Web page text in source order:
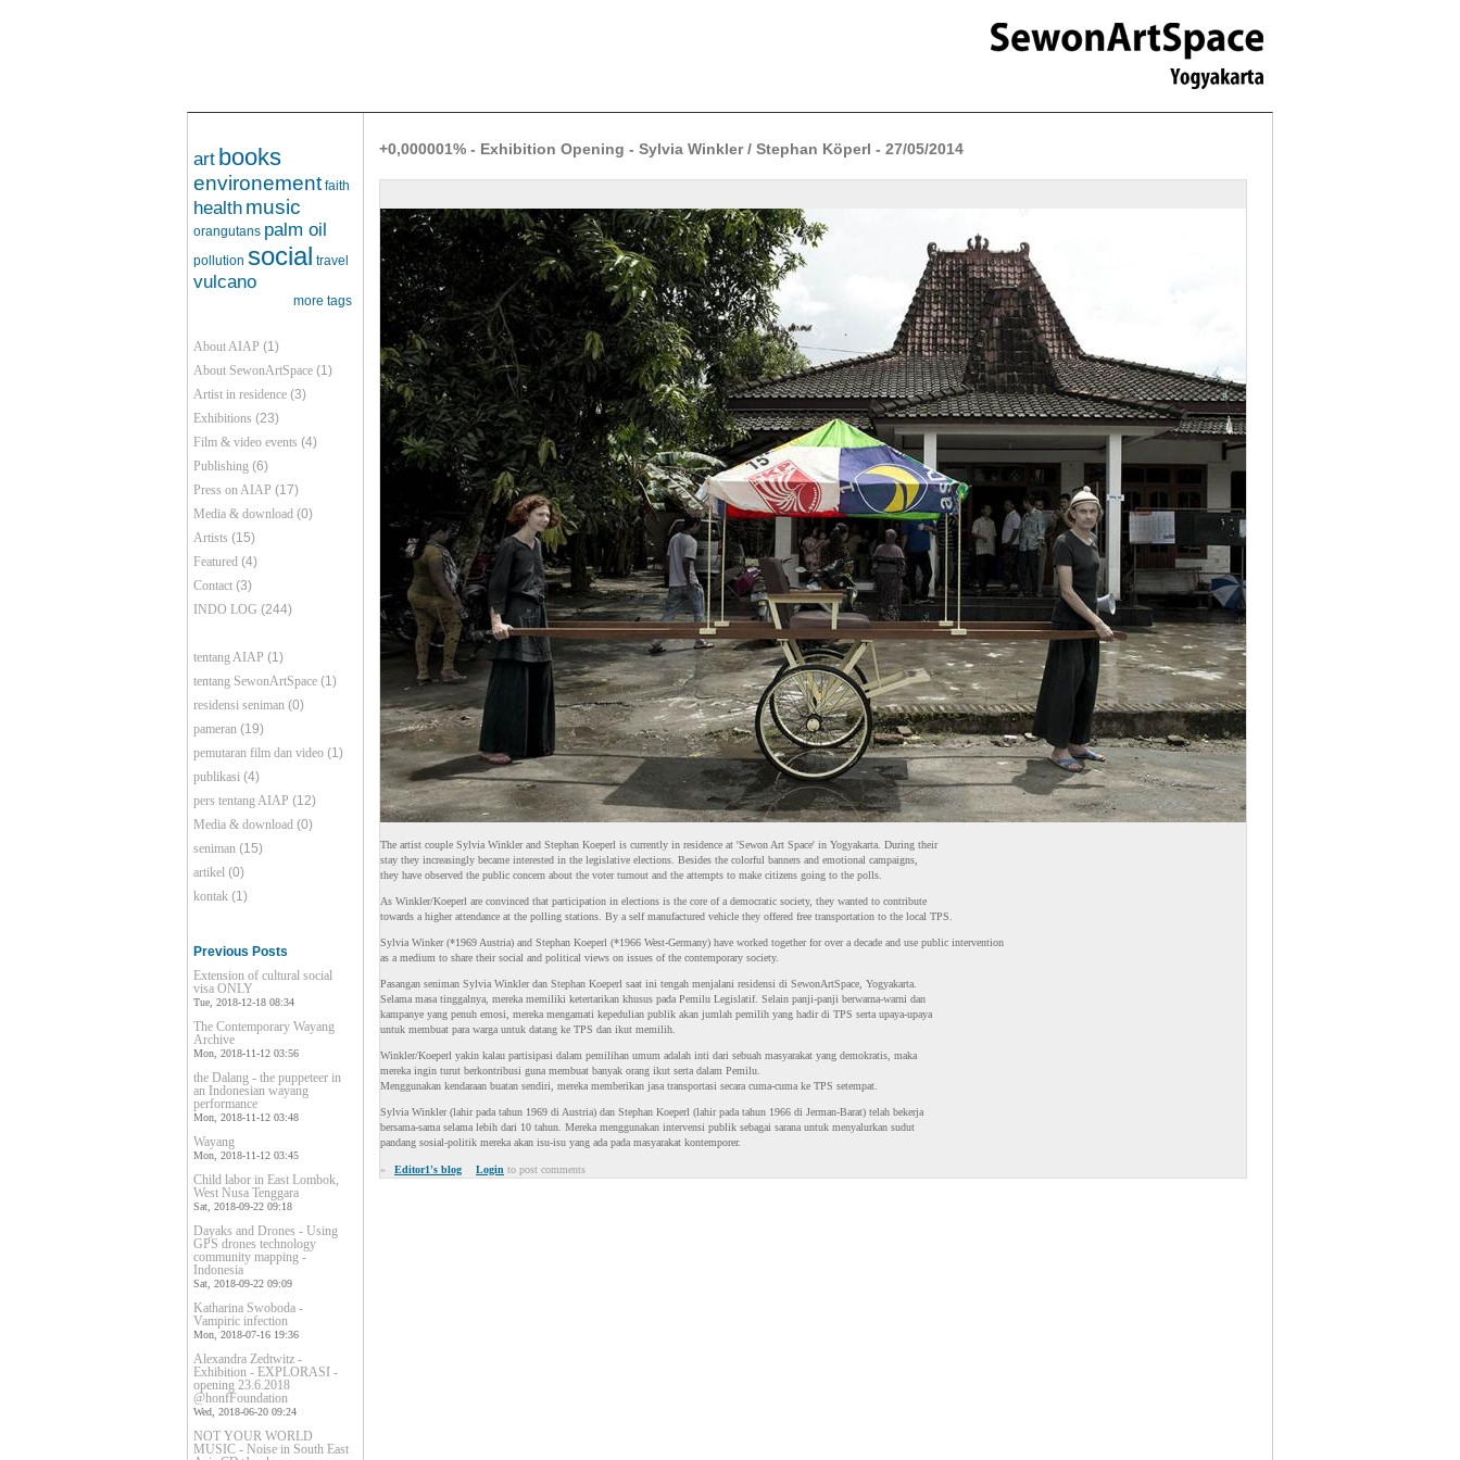
art books
environement faith
health music
orangutans palm oil
pollution social travel
vulcano
more tags
About AIAP (1)
About SewonArtSpace (1)
Artist in residence (3)
Exhibitions (23)
Film & video events (4)
Publishing (6)
Press on AIAP (17)
Media & download (0)
Artists (15)
Featured (4)
Contact (3)
INDO LOG (244)
tentang AIAP (1)
tentang SewonArtSpace (1)
residensi seniman (0)
pameran (19)
pemutaran film dan video (1)
publikasi (4)
pers tentang AIAP (12)
Media & download (0)
seniman (15)
artikel (0)
kontak (1)
Previous Posts
Extension of cultural social
visa ONLY
Tue, 2018-12-18 08:34
The Contemporary Wayang
Archive
Mon, 2018-11-12 03:56
the Dalang - the puppeteer in
an Indonesian wayang
performance
Mon, 2018-11-12 03:48
Wayang
Mon, 2018-11-12 03:45
Child labor in East Lombok,
West Nusa Tenggara
Sat, 2018-09-22 09:18
Dayaks and Drones - Using
GPS drones technology
community mapping -
Indonesia
Sat, 2018-09-22 09:09
Katharina Swoboda -
Vampiric infection
Mon, 2018-07-16 19:36
Alexandra Zedtwitz -
Exhibition - EXPLORASI -
opening 23.6.2018
@honfFoundation
Wed, 2018-06-20 09:24
NOT YOUR WORLD
MUSIC - Noise in South East
+0,000001% - Exhibition Opening - Sylvia Winkler / Stephan Köperl - 27/05/2014
The artist couple Sylvia Winkler and Stephan Koeperl is currently in residence at 'Sewon Art Space' in Yogyakarta. During their
stay they increasingly became interested in the legislative elections. Besides the colorful banners and emotional campaigns,
they have observed the public concern about the voter turnout and the attempts to make citizens going to the polls.
As Winkler/Koeperl are convinced that participation in elections is the core of a democratic society, they wanted to contribute
towards a higher attendance at the polling stations. By a self manufactured vehicle they offered free transportation to the local TPS.
Sylvia Winker (*1969 Austria) and Stephan Koeperl (*1966 West-Germany) have worked together for over a decade and use public intervention
as a medium to share their social and political views on issues of the contemporary society.
Pasangan seniman Sylvia Winkler dan Stephan Koeperl saat ini tengah menjalani residensi di SewonArtSpace, Yogyakarta.
Selama masa tinggalnya, mereka memiliki ketertarikan khusus pada Pemilu Legislatif. Selain panji-panji berwarna-warni dan
kampanye yang penuh emosi, mereka mengamati kepedulian publik akan jumlah pemilih yang hadir di TPS serta upaya-upaya
untuk membuat para warga untuk datang ke TPS dan ikut memilih.
Winkler/Koeperl yakin kalau partisipasi dalam pemilihan umum adalah inti dari sebuah masyarakat yang demokratis, maka
mereka ingin turut berkontribusi guna membuat banyak orang ikut serta dalam Pemilu.
Menggunakan kendaraan buatan sendiri, mereka memberikan jasa transportasi secara cuma-cuma ke TPS setempat.
Sylvia Winkler (lahir pada tahun 1969 di Austria) dan Stephan Koeperl (lahir pada tahun 1966 di Jerman-Barat) telah bekerja
bersama-sama selama lebih dari 10 tahun. Mereka menggunakan intervensi publik sebagai sarana untuk menyalurkan sudut
pandang sosial-politik mereka akan isu-isu yang ada pada masyarakat kontemporer.
» Editor1's blog Login to post comments